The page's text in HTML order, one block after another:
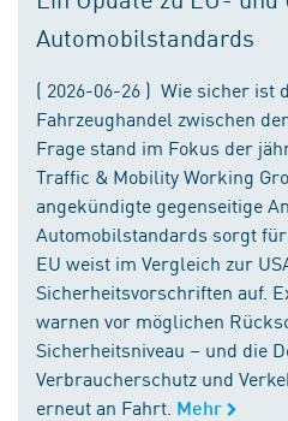
Automobilstandards
( 2026-06-26 ) Wie sicher ist
Fahrzeughandel zwischen
Frage stand im Fokus der
Traffic & Mobility Working
angekündigte gegenseitige
Automobilstandards sorgt
EU weist im Vergleich zur
Sicherheitsvorschriften auf.
warnen vor möglichen
Sicherheitsniveau – und die
Verbraucherschutz und
erneut an Fahrt. Mehr